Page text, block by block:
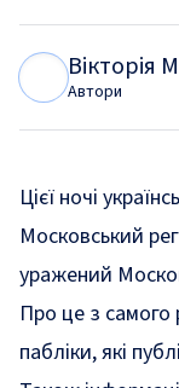
Вікторія
Автори
Цієї ночі
Московський
уражений
Про це з самого
пабліки, які